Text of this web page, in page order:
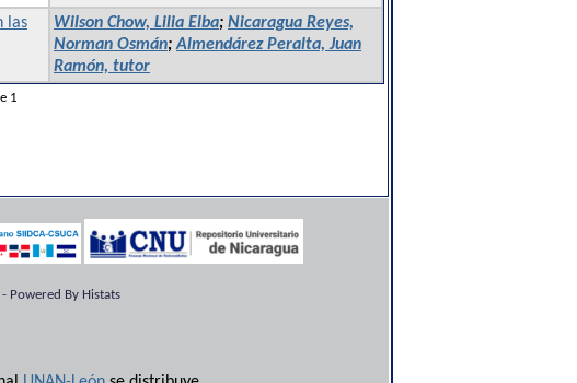
las
Wilson Chow, Lilia Elba; Nicaragua Reyes,
Norman Osmán;Almendárez Peralta, Juan
Ramón, tutor
1
Powered By Histats